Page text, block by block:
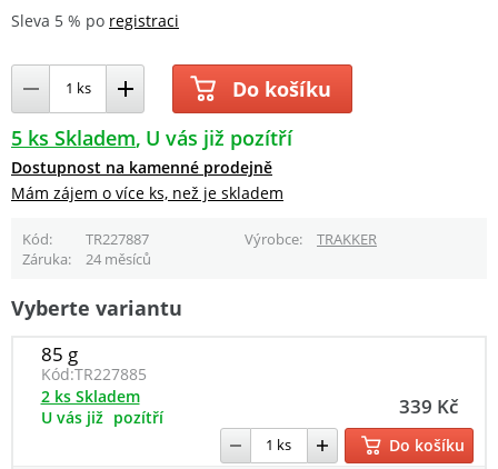
Sleva 5 % po registraci
Do košíku
5 ks Skladem U vás již pozítří
Dostupnost na kamenné prodejně
Mám zájem o více ks, než je skladem
Kód TR227887 Výrobce
TRAKKER
Záruka
24 měsíců
Vyberte variantu
85 g
Kód:TR227885
339 Kč
2 ks Skladem
U vás již pozítří
Do košíku